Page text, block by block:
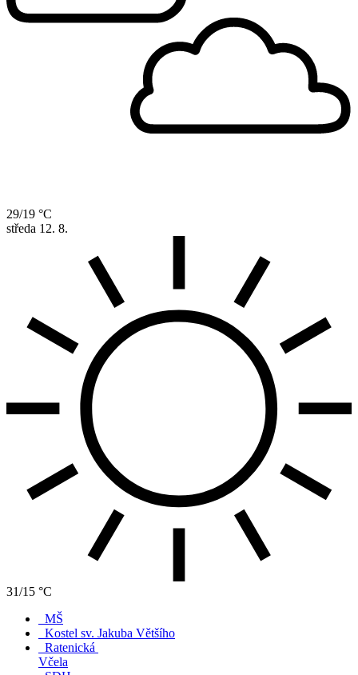
29/19 °C
středa 12. 8.
31/15 °C
MŠ
Kostel sv. Jakuba Většího
Ratenická
Včela